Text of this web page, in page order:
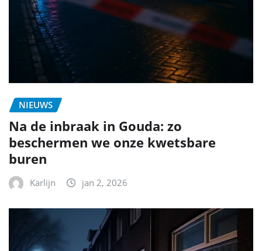
NIEUWS
Na de inbraak in Gouda: zo
beschermen we onze kwetsbare
buren
Karlijn jan 2, 2026